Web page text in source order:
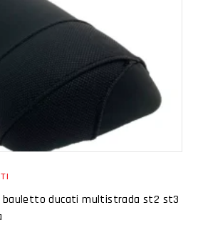
AL CARRELLO
bauletto ducati multistrada st2 st3